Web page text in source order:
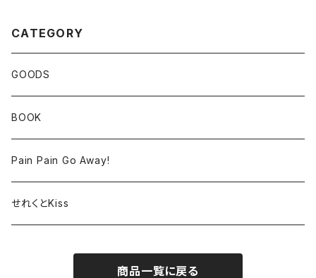
CATEGORY
GOODS
BOOK
Pain Pain Go Away!
せれくとKiss
商品一覧に戻る